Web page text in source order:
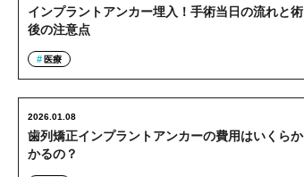
インプラントアンカー埋入！手術当日の流れと術
後の注意点
医療
歯列矯正インプラントアンカーの費用はいくらか
かるの？
2026.01.08